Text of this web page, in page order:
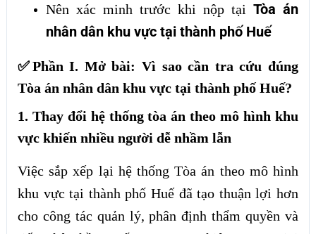
Nên xác minh trước khi nộp tạiTòa án
nhân dân khu vực tại thành phố Huế
✅Phần I. Mở bài: Vì sao cần tra cứu đúng
Tòa án nhân dân khu vực tại thành phố Huế?
1. Thay đổi hệ thống tòa án theo mô hình khu
vực khiến nhiều người dễ nhầm lẫn
Việc sắp xếp lại hệ thống Tòa án theo mô hình
khu vực tại thành phố Huế đã tạo thuận lợi hơn
cho công tác quản lý, phân định thẩm quyền và